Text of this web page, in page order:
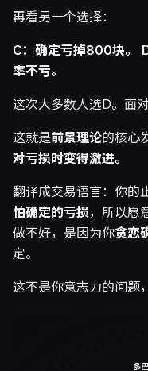
再看另一个选择：
C：确定亏掉800块。
率不亏。
这次大多数人选D。面
这就是前景理论的核心
对亏损时变得激进。
翻译成交易语言：你的
怕确定的亏损，所以愿
做不好，是因为你贪恋
定。
这不是你意志力的问题